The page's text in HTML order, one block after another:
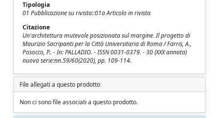
Tipologia
01 Pubblicazione su rivista::01a Articolo in rivista
Citazione
Un'architettura mutevole posizionata sul margine. Il progetto di
Maurizio Sacripanti per la Città Universitaria di Roma / Farris, A.,
Posocco, P.. - In: PALLADIO. - ISSN 0031-0379. - 30 (XXX annata)
nuova serie:nn.59/60(2020), pp. 109-114.
File allegati a questo prodotto
Non ci sono file associati a questo prodotto.